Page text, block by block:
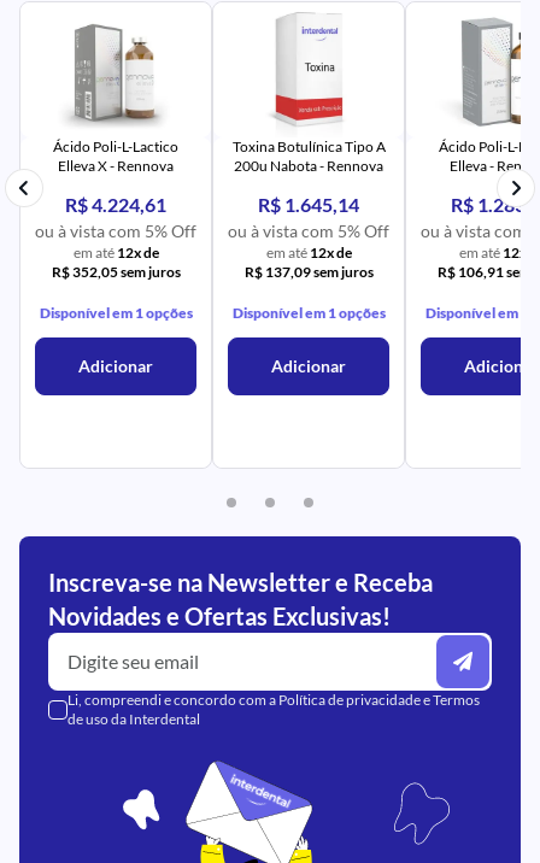
UR
Ácido Poli-L-Lactico
Elleva X - Rennova
R$ 4.224,61
ou à vista com 5% Off
em até 12x de
R$ 352,05 sem juros
Disponível em 1 opções
Adicionar
Toxina Botulínica Tipo A
200u Nabota - Rennova
R$ 1.645,14
ou à vista com 5% Off
em até 12x de
R$ 137,09 sem juros
Disponível em 1 opções
Adicionar
UR
Ácido Poli-L-
Elleva -
R$
ou à vista com
em até 12x
R$ 106,91 sem
Disponível em 1
Adicionar
Inscreva-se na Newsletter e Receba
Novidades e Ofertas Exclusivas!
Li, compreendi e concordo com a Política de privacidadeeTermos
de usoda Interdental